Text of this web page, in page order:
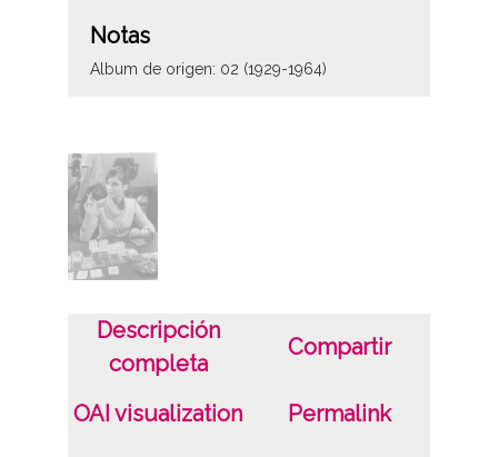
Notas
Album de origen: 02 (1929-1964)
CC BY-NC-SA 4.0
Descripción
completa
Compartir
OAI visualization Permalink